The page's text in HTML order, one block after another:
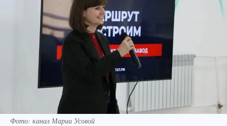
Фото: канал Марии Усовой